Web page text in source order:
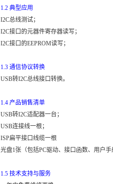
1.2 典型应用
I2C总线测试；
I2C接口的元器件寄存器读写；
I2C接口的EEPROM读写；
1.3 通信协议转换
USB转I2C总线接口转换。
1.4 产品销售清单
USB转I2C适配器一台；
USB连接线一根；
ISP扁平接口线缆一根
光盘1张（包括PC驱动、接口函数、用户
1.5 技术支持与服务